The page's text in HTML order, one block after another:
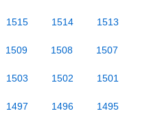
1515 1514 1513
1509 1508 1507
1503 1502 1501
1497 1496 1495